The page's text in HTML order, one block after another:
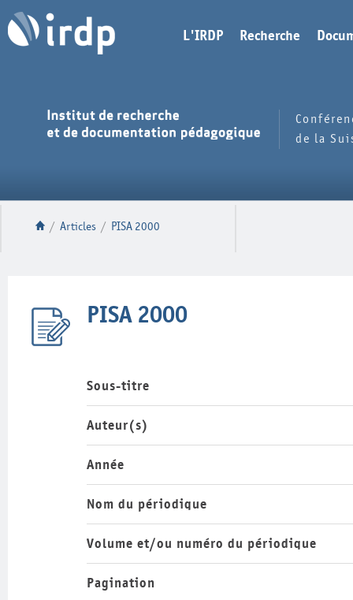
L'IRDP Recherche
de la
/ Articles / PISA 2000
PISA 2000
Sous-titre
Auteur(s)
Année
Nom du périodique
Volume et/ou numéro du périodique
Pagination